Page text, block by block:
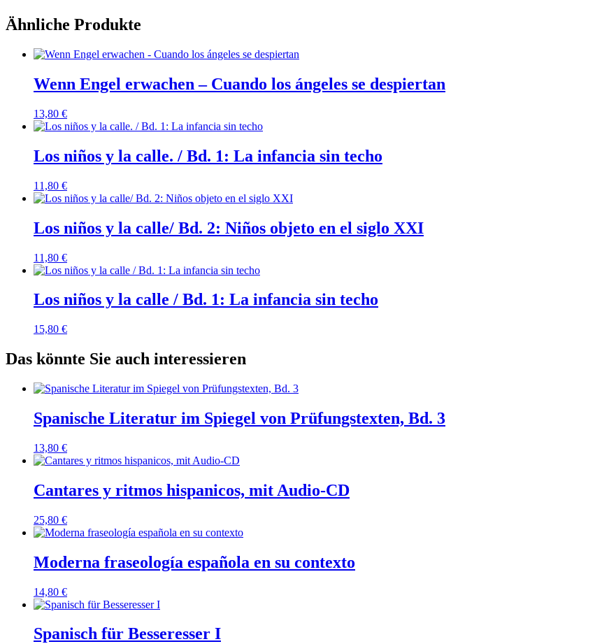
Ähnliche Produkte
Wenn Engel erwachen – Cuando los ángeles se despiertan
13,80 €
Los niños y la calle. / Bd. 1: La infancia sin techo
11,80 €
Los niños y la calle/ Bd. 2: Niños objeto en el siglo XXI
11,80 €
Los niños y la calle / Bd. 1: La infancia sin techo
15,80 €
Das könnte Sie auch interessieren
Spanische Literatur im Spiegel von Prüfungstexten, Bd. 3
13,80 €
Cantares y ritmos hispanicos, mit Audio-CD
25,80 €
Moderna fraseología española en su contexto
14,80 €
Spanisch für Besseresser I